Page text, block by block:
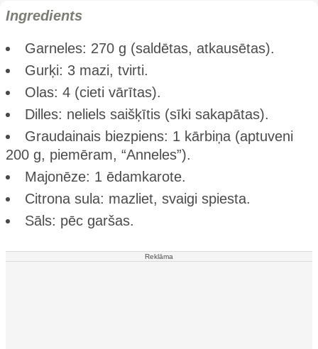
Ingredients
Garneles: 270 g (saldētas, atkausētas).
Gurķi: 3 mazi, tvirti.
Olas: 4 (cieti vārītas).
Dilles: neliels saišķītis (sīki sakapātas).
Graudainais biezpiens: 1 kārbiņa (aptuveni
200 g, piemēram, “Anneles”).
Majonēze: 1 ēdamkarote.
Citrona sula: mazliet, svaigi spiesta.
Sāls: pēc garšas.
Reklāma